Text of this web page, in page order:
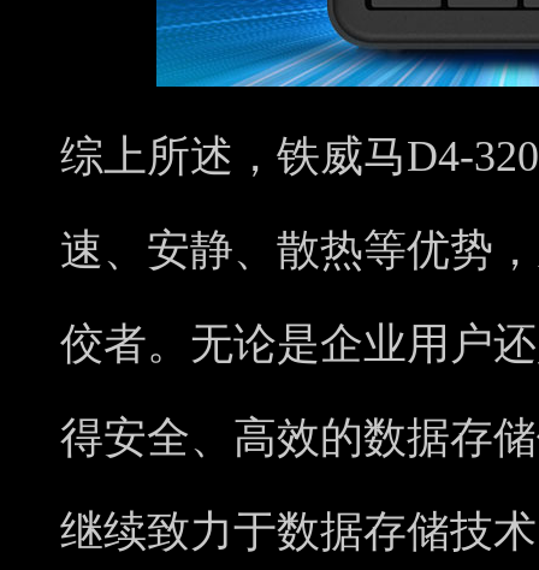
综上所述，铁威马D4-
速、安静、散热等优势
佼者。无论是企业用户
得安全、高效的数据存
继续致力于数据存储技